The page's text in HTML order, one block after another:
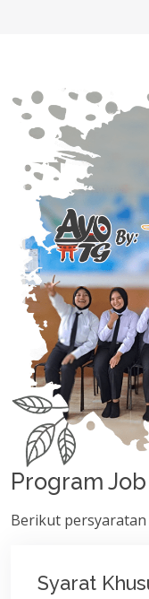
Program
Berikut
Syarat